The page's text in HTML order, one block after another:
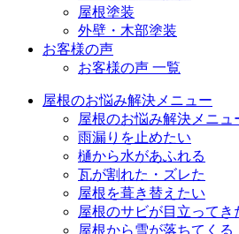
屋根塗装
外壁・木部塗装
お客様の声
お客様の声 一覧
屋根のお悩み解決メニュー
屋根のお悩み解決メニュ
雨漏りを止めたい
樋から水があふれる
瓦が割れた・ズレた
屋根を葺き替えたい
屋根のサビが目立ってき
屋根から雪が落ちてくる